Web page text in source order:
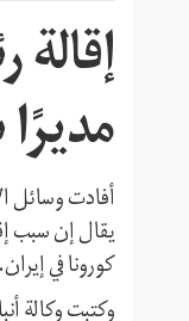
أفادت وسائل
يقال إن سبب
كورونا في إيران.